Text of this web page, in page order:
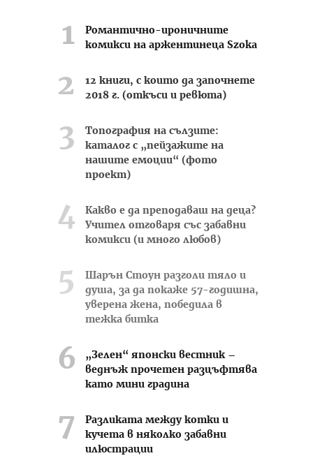
Романтично-ироничните
комикси на аржентинеца Szoka
12 книги, с които да започнете
2018 г. (откъси и ревюта)
Топография на сълзите:
каталог с „пейзажите на
нашите емоции“ (фото
проект)
Какво е да преподаваш на деца?
Учител отговаря със забавни
комикси (и много любов)
Шарън Стоун разголи тяло и
душа, за да покаже 57-годишна,
уверена жена, победила в
тежка битка
„Зелен“ японски вестник –
веднъж прочетен разцъфтява
като мини градина
Разликата между котки и
кучета в няколко забавни
илюстрации